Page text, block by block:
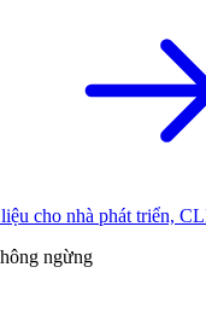
cho nhà phát triển,
ngừng